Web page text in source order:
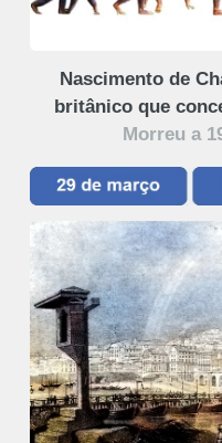
Nascimento de
britânico que
Morreu a